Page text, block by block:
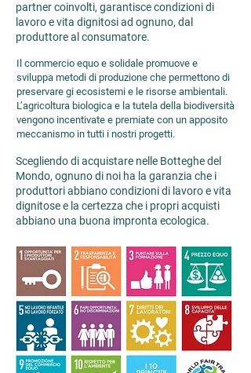
partner coinvolti, garantisce condizioni di
lavoro e vita dignitosi ad ognuno, dal
produttore al consumatore.
Il commercio equo e solidale promuove e
sviluppa metodi di produzione che permettono di
preservare gi ecosistemi e le risorse ambientali.
L’agricoltura biologica e la tutela della biodiversità
vengono incentivate e premiate con un apposito
meccanismo in tutti i nostri progetti.
Scegliendo di acquistare nelle Botteghe del
Mondo, ognuno di noi ha la garanzia che i
produttori abbiano condizioni di lavoro e vita
dignitose e la certezza che i propri acquisti
abbiano una buona impronta ecologica​​.